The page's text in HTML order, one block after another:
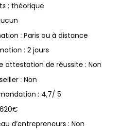
: théorique
: Paris ou à distance
: 2 jours
attestation de réussite : Non
: Non
: 4,7/ 5
d’entrepreneurs : Non